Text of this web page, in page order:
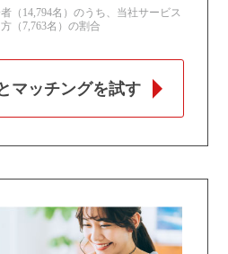
（14,794名）のうち、当社サービス
（7,763名）の割合
マッチングを試す